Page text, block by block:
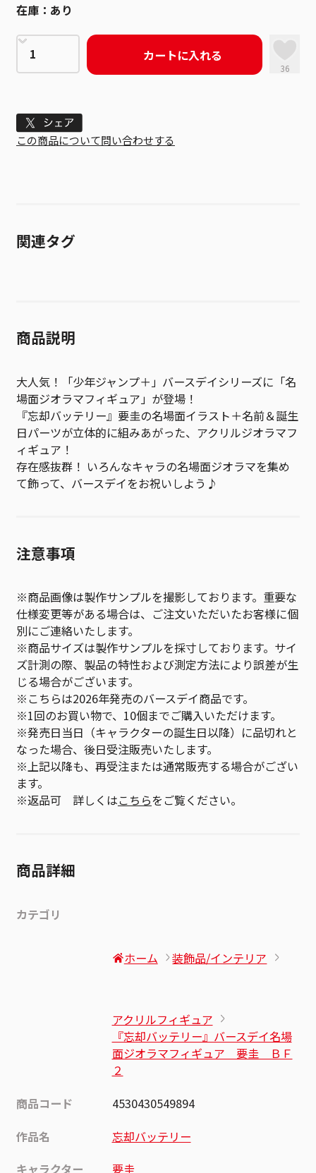
在庫： あり
カートに入れる
36
Tweet
この商品について問い合わせする
関連タグ
商品説明
大人気！「少年ジャンプ＋」バースデイシリーズに「名
場面ジオラマフィギュア」が登場！
『忘却バッテリー』要圭の名場面イラスト＋名前＆誕生
日パーツが立体的に組みあがった、アクリルジオラマフ
ィギュア！
存在感抜群！ いろんなキャラの名場面ジオラマを集め
て飾って、バースデイをお祝いしよう♪
注意事項
※商品画像は製作サンプルを撮影しております。重要な
仕様変更等がある場合は、ご注文いただいたお客様に個
別にご連絡いたします。
※商品サイズは製作サンプルを採寸しております。サイ
ズ計測の際、製品の特性および測定方法により誤差が生
じる場合がございます。
※こちらは2026年発売のバースデイ商品です。
※1回のお買い物で、10個までご購入いただけます。
※発売日当日（キャラクターの誕生日以降）に品切れと
なった場合、後日受注販売いたします。
※上記以降も、再受注または通常販売する場合がござい
ます。
※返品可 詳しくはこちらをご覧ください。
商品詳細
カテゴリ
ホーム 装飾品/インテリア
アクリルフィギュア
『忘却バッテリー』バースデイ名場
面ジオラマフィギュア 要圭 ＢＦ
２
商品コード
4530430549894
作品名
忘却バッテリー
キャラクター
要圭